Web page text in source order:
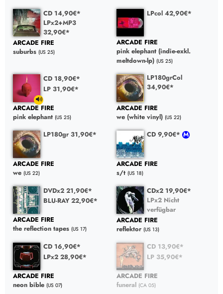
CD 14,90€*
LPx2+MP3
32,90€*
ARCADE FIRE
suburbs (US 25)
LPcol 42,90€*
ARCADE FIRE
pink elephant (indie-exkl.
meltdown-lp) (US 25)
CD 18,90€*
LP 31,90€*
ARCADE FIRE
pink elephant (US 25)
LP180grCol
34,90€*
ARCADE FIRE
we (white vinyl) (US 22)
LP180gr 31,90€*
ARCADE FIRE
we (US 22)
CD 9,90€*
ARCADE FIRE
s/t (US 18)
DVDx2 21,90€*
BLU-RAY 22,90€*
ARCADE FIRE
the reflection tapes (US 17)
CDx2 19,90€*
LPx2 Nicht
verfügbar
ARCADE FIRE
reflektor (US 13)
CD 16,90€*
LPx2 28,90€*
ARCADE FIRE
neon bible (US 07)
CD 13,90€*
LP 35,90€*
ARCADE FIRE
funeral (CA 05)